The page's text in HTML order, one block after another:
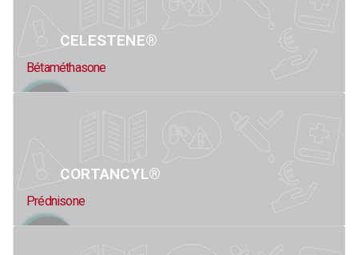
CELESTENE®
Bétaméthasone
CORTANCYL®
Prédnisone